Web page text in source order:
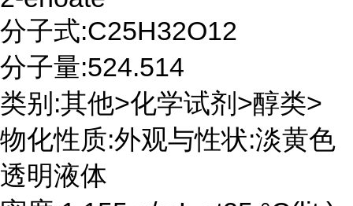
分子式:C25H32O12
分子量:524.514
类别:其他>化学试剂>醇类>
物化性质:外观与性状:淡黄色
透明液体